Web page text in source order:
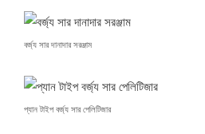
বর্জ্য সার দানাদার সরঞ্জাম
প্যান টাইপ বর্জ্য সার পেলিটিজার